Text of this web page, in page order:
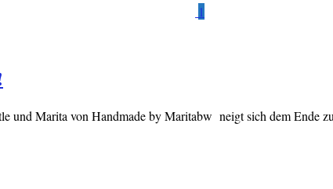
1
und Marita von Handmade by Maritabw neigt sich dem Ende